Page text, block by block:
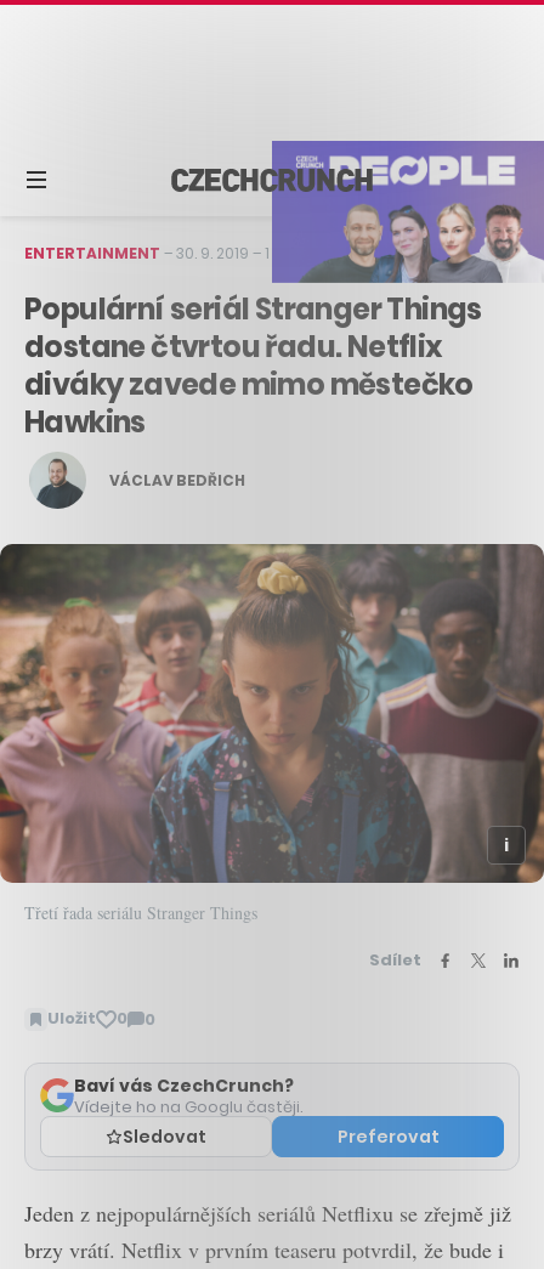
ENTERTAINMENT –30. 9. 2019 –1 min čtení
Populární seriál Stranger Things
dostane čtvrtou řadu. Netflix
diváky zavede mimo městečko
Hawkins
VÁCLAV BEDŘICH
Třetí řada seriálu Stranger Things
Sdílet
Uložit 0 0
Zobrazit
Baví vás CzechCrunch?
Vídejte ho na Googlu častěji.
Sledovat Preferovat
Jeden z nejpopulárnějších seriálů Netflixu se zřejmě již
brzy vrátí. Netflix v prvním teaseru potvrdil, že bude i